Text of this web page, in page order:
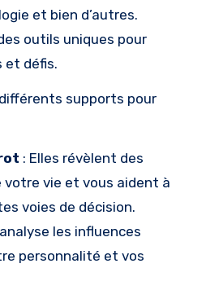
et bien d’autres.
outils uniques pour
et défis.
supports pour
: Elles révèlent des
votre vie et vous aident à
voies de décision.
les influences
personnalité et vos